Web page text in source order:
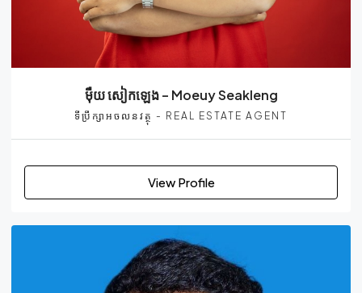
មុឺយ សៀកឡេង – Moeuy Seakleng
ទីប្រឹក្សាអចលនវត្ថុ - REAL ESTATE AGENT
View Profile